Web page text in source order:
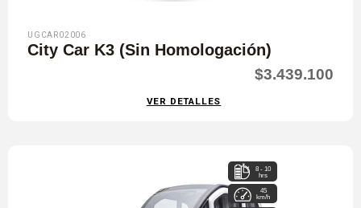
UGCAR02006
City Car K3 (Sin Homologación)
$3.439.100
VER DETALLES
8 - 10
hrs
45
km/h